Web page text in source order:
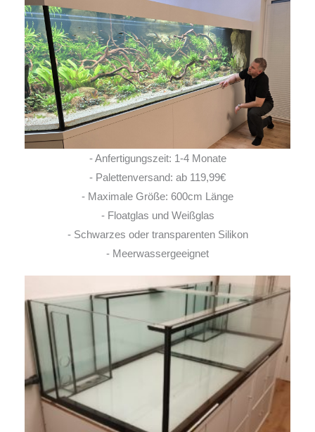
- Anfertigungszeit: 1-4 Monate
- Palettenversand: ab 119,99€
- Maximale Größe: 600cm Länge
- Floatglas und Weißglas
- Schwarzes oder transparenten Silikon
- Meerwassergeeignet